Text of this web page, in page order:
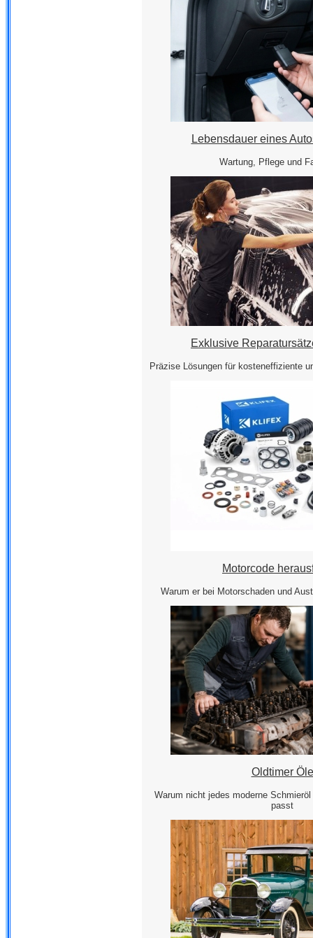
Lebensdauer eines
Wartung, Pflege und
Exklusive
Präzise Lösungen für kosteneffiziente
Motorcode
Warum er bei Motorschaden und
Oldtimer Öle
Warum nicht jedes moderne
passt